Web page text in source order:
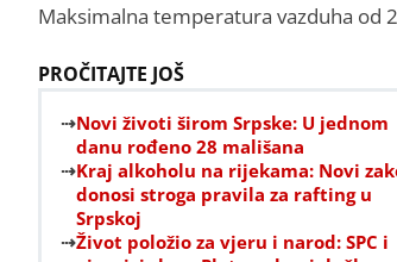
Maksimalna temperatura vazduha od
PROČITAJTE JOŠ
Novi životi širom Srpske: U jednom
danu rođeno 28 mališana
Kraj alkoholu na rijekama: Novi
donosi stroga pravila za rafting u
Srpskoj
Život položio za vjeru i narod: SPC i